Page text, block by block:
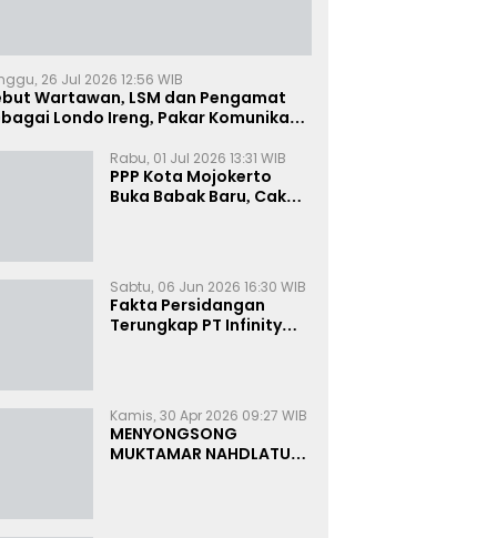
26 Jul 2026 12:56 WIB
Wartawan, LSM dan Pengamat
Londo Ireng, Pakar Komunikasi:
Rabu, 01 Jul 2026 13:31 WIB
PPP Kota Mojokerto
Buka Babak Baru, Cak
Sabtu, 06 Jun 2026 16:30 WIB
Fakta Persidangan
Terungkap PT Infinity
Kamis, 30 Apr 2026 09:27 WIB
MENYONGSONG
MUKTAMAR NAHDLATUL